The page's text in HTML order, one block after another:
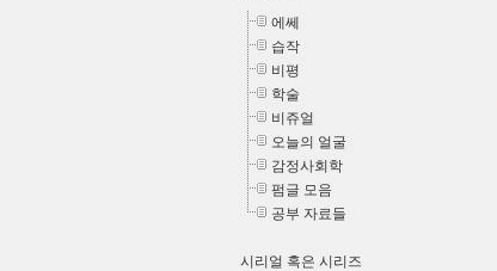
에쎄
습작
비평
학술
비쥬얼
오늘의 얼굴
감정사회학
펌글 모음
공부 자료들
시리얼 혹은 시리즈